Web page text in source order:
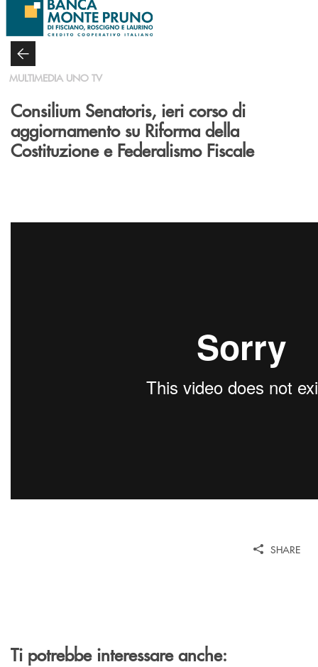
Salta al contenuto principale
MULTIMEDIA UNO TV
Consilium Senatoris, ieri corso di
aggiornamento su Riforma della
Costituzione e Federalismo Fiscale
SHARE
Ti potrebbe interessare anche: